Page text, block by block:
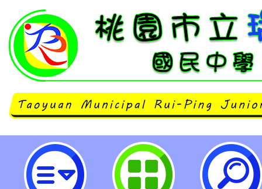
桃園市政府警察局中壢分局辦理
青春派對」闖關活動-桃園市立瑞